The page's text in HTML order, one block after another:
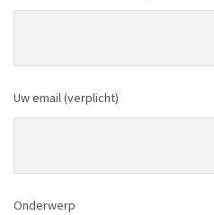
Uw email (verplicht)
Onderwerp